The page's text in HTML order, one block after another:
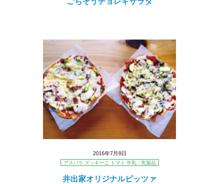
2016年7月8日
アスパラ ズッキーニ トマト 牛乳・乳製品
井出家オリジナルピッツァ